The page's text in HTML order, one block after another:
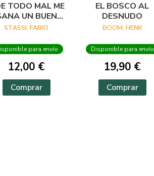
TODO MAL ME
UN BUEN
VERSO
STASSI, FABIO
para envío
12,00 €
Comprar
EL BOSCO AL
DESNUDO
BOOM, HENK
Disponible para envío
19,90 €
Comprar